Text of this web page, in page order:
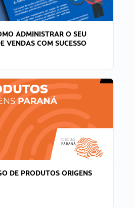
ADMINISTRAR O SEU
VENDAS COM SUCESSO
DE PRODUTOS ORIGENS